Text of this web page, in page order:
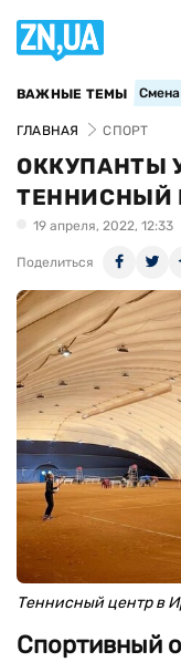
ВАЖНЫЕ ТЕМЫ Смена
ГЛАВНАЯ СПОРТ
ОККУПАНТЫ
ТЕННИСНЫЙ
19 апреля, 2022, 12:33
Поделиться
Теннисный центр в
Спортивный